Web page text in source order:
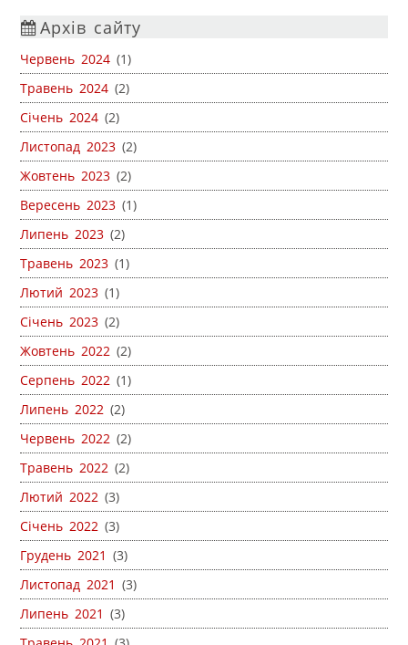
Архів сайту
Червень 2024 (1)
Травень 2024 (2)
Січень 2024 (2)
Листопад 2023 (2)
Жовтень 2023 (2)
Вересень 2023 (1)
Липень 2023 (2)
Травень 2023 (1)
Лютий 2023 (1)
Січень 2023 (2)
Жовтень 2022 (2)
Серпень 2022 (1)
Липень 2022 (2)
Червень 2022 (2)
Травень 2022 (2)
Лютий 2022 (3)
Січень 2022 (3)
Грудень 2021 (3)
Листопад 2021 (3)
Липень 2021 (3)